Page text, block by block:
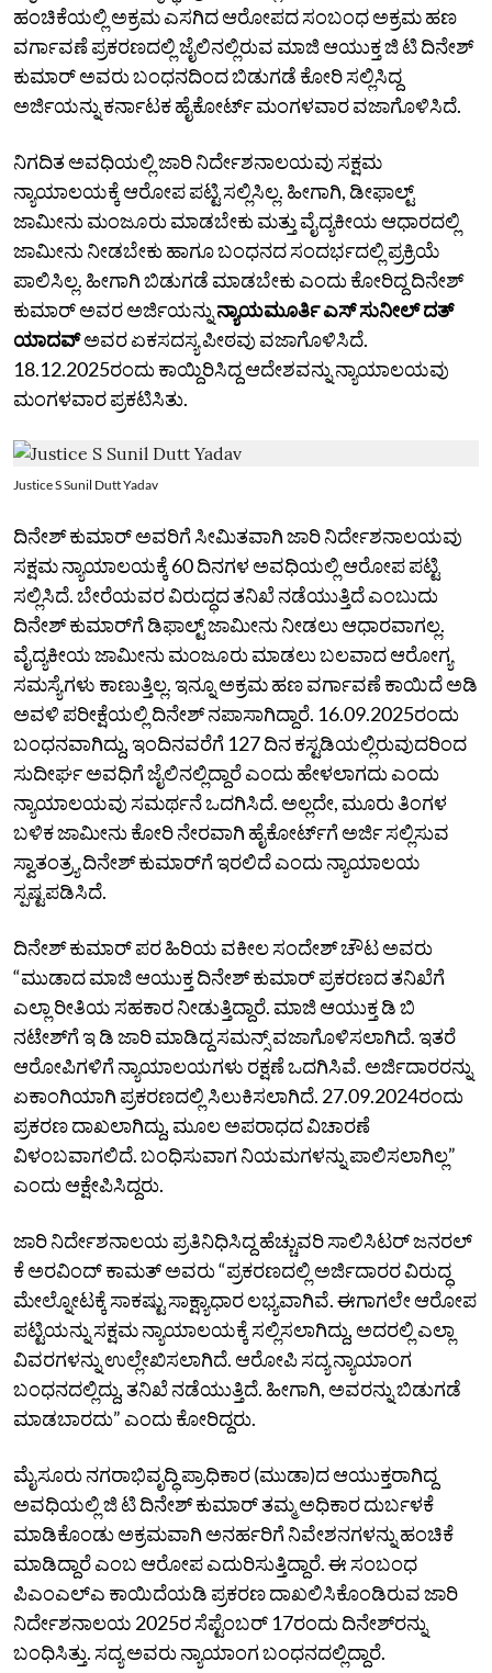
ಹಂಚಿಕೆಯಲ್ಲಿ ಅಕ್ರಮ ಎಸಗಿದ ಆರೋಪದ ಸಂಬಂಧ ಅಕ್ರಮ ಹಣ
ವರ್ಗಾವಣೆ ಪ್ರಕರಣದಲ್ಲಿ ಜೈಲಿನಲ್ಲಿರುವ ಮಾಜಿ ಆಯುಕ್ತ ಜಿ ಟಿ ದಿನೇಶ್‌
ಕುಮಾರ್‌ ಅವರು ಬಂಧನದಿಂದ ಬಿಡುಗಡೆ ಕೋರಿ ಸಲ್ಲಿಸಿದ್ದ
ಅರ್ಜಿಯನ್ನು ಕರ್ನಾಟಕ ಹೈಕೋರ್ಟ್‌ ಮಂಗಳವಾರ ವಜಾಗೊಳಿಸಿದೆ.
ನಿಗದಿತ ಅವಧಿಯಲ್ಲಿ ಜಾರಿ ನಿರ್ದೇಶನಾಲಯವು ಸಕ್ಷಮ
ನ್ಯಾಯಾಲಯಕ್ಕೆ ಆರೋಪ ಪಟ್ಟಿ ಸಲ್ಲಿಸಿಲ್ಲ. ಹೀಗಾಗಿ, ಡೀಫಾಲ್ಟ್‌
ಜಾಮೀನು ಮಂಜೂರು ಮಾಡಬೇಕು ಮತ್ತು ವೈದ್ಯಕೀಯ ಆಧಾರದಲ್ಲಿ
ಜಾಮೀನು ನೀಡಬೇಕು ಹಾಗೂ ಬಂಧನದ ಸಂದರ್ಭದಲ್ಲಿ ಪ್ರಕ್ರಿಯೆ
ಪಾಲಿಸಿಲ್ಲ. ಹೀಗಾಗಿ ಬಿಡುಗಡೆ ಮಾಡಬೇಕು ಎಂದು ಕೋರಿದ್ದ ದಿನೇಶ್‌
ಕುಮಾರ್‌ ಅವರ ಅರ್ಜಿಯನ್ನುನ್ಯಾಯಮೂರ್ತಿ ಎಸ್ ಸುನೀಲ್‌ ದತ್‌
ಯಾದವ್‌ಅವರ ಏಕಸದಸ್ಯ ಪೀಠವು ವಜಾಗೊಳಿಸಿದೆ.
18.12.2025ರಂದು ಕಾಯ್ದಿರಿಸಿದ್ದ ಆದೇಶವನ್ನು ನ್ಯಾಯಾಲಯವು
ಮಂಗಳವಾರ ಪ್ರಕಟಿಸಿತು.
Justice S Sunil Dutt Yadav
ದಿನೇಶ್‌ ಕುಮಾರ್‌ ಅವರಿಗೆ ಸೀಮಿತವಾಗಿ ಜಾರಿ ನಿರ್ದೇಶನಾಲಯವು
ಸಕ್ಷಮ ನ್ಯಾಯಾಲಯಕ್ಕೆ 60 ದಿನಗಳ ಅವಧಿಯಲ್ಲಿ ಆರೋಪ ಪಟ್ಟಿ
ಸಲ್ಲಿಸಿದೆ. ಬೇರೆಯವರ ವಿರುದ್ಧದ ತನಿಖೆ ನಡೆಯುತ್ತಿದೆ ಎಂಬುದು
ದಿನೇಶ್‌ ಕುಮಾರ್‌ಗೆ ಡಿಫಾಲ್ಟ್‌ ಜಾಮೀನು ನೀಡಲು ಆಧಾರವಾಗಲ್ಲ.
ವೈದ್ಯಕೀಯ ಜಾಮೀನು ಮಂಜೂರು ಮಾಡಲು ಬಲವಾದ ಆರೋಗ್ಯ
ಸಮಸ್ಯೆಗಳು ಕಾಣುತ್ತಿಲ್ಲ. ಇನ್ನೂ ಅಕ್ರಮ ಹಣ ವರ್ಗಾವಣೆ ಕಾಯಿದೆ ಅಡಿ
ಅವಳಿ ಪರೀಕ್ಷೆಯಲ್ಲಿ ದಿನೇಶ್‌ ನಪಾಸಾಗಿದ್ದಾರೆ. 16.09.2025ರಂದು
ಬಂಧನವಾಗಿದ್ದು, ಇಂದಿನವರೆಗೆ 127 ದಿನ ಕಸ್ಟಡಿಯಲ್ಲಿರುವುದರಿಂದ
ಸುದೀರ್ಘ ಅವಧಿಗೆ ಜೈಲಿನಲ್ಲಿದ್ದಾರೆ ಎಂದು ಹೇಳಲಾಗದು ಎಂದು
ನ್ಯಾಯಾಲಯವು ಸಮರ್ಥನೆ ಒದಗಿಸಿದೆ. ಅಲ್ಲದೇ, ಮೂರು ತಿಂಗಳ
ಬಳಿಕ ಜಾಮೀನು ಕೋರಿ ನೇರವಾಗಿ ಹೈಕೋರ್ಟ್‌ಗೆ ಅರ್ಜಿ ಸಲ್ಲಿಸುವ
ಸ್ವಾತಂತ್ರ್ಯ ದಿನೇಶ್‌ ಕುಮಾರ್‌ಗೆ ಇರಲಿದೆ ಎಂದು ನ್ಯಾಯಾಲಯ
ಸ್ಪಷ್ಟಪಡಿಸಿದೆ.
ದಿನೇಶ್‌ ಕುಮಾರ್‌ ಪರ ಹಿರಿಯ ವಕೀಲ ಸಂದೇಶ್‌ ಚೌಟ ಅವರು
“ಮುಡಾದ ಮಾಜಿ ಆಯುಕ್ತ ದಿನೇಶ್‌ ಕುಮಾರ್‌ ಪ್ರಕರಣದ ತನಿಖೆಗೆ
ಎಲ್ಲಾ ರೀತಿಯ ಸಹಕಾರ ನೀಡುತ್ತಿದ್ದಾರೆ. ಮಾಜಿ ಆಯುಕ್ತ ಡಿ ಬಿ
ನಟೇಶ್‌ಗೆ ಇ ಡಿ ಜಾರಿ ಮಾಡಿದ್ದ ಸಮನ್ಸ್‌ ವಜಾಗೊಳಿಸಲಾಗಿದೆ. ಇತರೆ
ಆರೋಪಿಗಳಿಗೆ ನ್ಯಾಯಾಲಯಗಳು ರಕ್ಷಣೆ ಒದಗಿಸಿವೆ. ಅರ್ಜಿದಾರರನ್ನು
ಏಕಾಂಗಿಯಾಗಿ ಪ್ರಕರಣದಲ್ಲಿ ಸಿಲುಕಿಸಲಾಗಿದೆ. 27.09.2024ರಂದು
ಪ್ರಕರಣ ದಾಖಲಾಗಿದ್ದು, ಮೂಲ ಅಪರಾಧದ ವಿಚಾರಣೆ
ವಿಳಂಬವಾಗಲಿದೆ. ಬಂಧಿಸುವಾಗ ನಿಯಮಗಳನ್ನು ಪಾಲಿಸಲಾಗಿಲ್ಲ”
ಎಂದು ಆಕ್ಷೇಪಿಸಿದ್ದರು.
ಜಾರಿ ನಿರ್ದೇಶನಾಲಯ ಪ್ರತಿನಿಧಿಸಿದ್ದ ಹೆಚ್ಚುವರಿ ಸಾಲಿಸಿಟರ್‌ ಜನರಲ್‌
ಕೆ ಅರವಿಂದ್‌ ಕಾಮತ್‌ ಅವರು “ಪ್ರಕರಣದಲ್ಲಿ ಅರ್ಜಿದಾರರ ವಿರುದ್ಧ
ಮೇಲ್ನೋಟಕ್ಕೆ ಸಾಕಷ್ಟು ಸಾಕ್ಷ್ಯಾಧಾರ ಲಭ್ಯವಾಗಿವೆ. ಈಗಾಗಲೇ ಆರೋಪ
ಪಟ್ಟಿಯನ್ನು ಸಕ್ಷಮ ನ್ಯಾಯಾಲಯಕ್ಕೆ ಸಲ್ಲಿಸಲಾಗಿದ್ದು, ಅದರಲ್ಲಿ ಎಲ್ಲಾ
ವಿವರಗಳನ್ನು ಉಲ್ಲೇಖಿಸಲಾಗಿದೆ. ಆರೋಪಿ ಸದ್ಯ ನ್ಯಾಯಾಂಗ
ಬಂಧನದಲ್ಲಿದ್ದು, ತನಿಖೆ ನಡೆಯುತ್ತಿದೆ. ಹೀಗಾಗಿ, ಅವರನ್ನು ಬಿಡುಗಡೆ
ಮಾಡಬಾರದು” ಎಂದು ಕೋರಿದ್ದರು.
ಮೈಸೂರು ನಗರಾಭಿವೃದ್ಧಿ ಪ್ರಾಧಿಕಾರ (ಮುಡಾ)ದ ಆಯುಕ್ತರಾಗಿದ್ದ
ಅವಧಿಯಲ್ಲಿ ಜಿ ಟಿ ದಿನೇಶ್‌ ಕುಮಾರ್‌ ತಮ್ಮ ಅಧಿಕಾರ ದುರ್ಬಳಕೆ
ಮಾಡಿಕೊಂಡು ಅಕ್ರಮವಾಗಿ ಅನರ್ಹರಿಗೆ ನಿವೇಶನಗಳನ್ನು ಹಂಚಿಕೆ
ಮಾಡಿದ್ದಾರೆ ಎಂಬ ಆರೋಪ ಎದುರಿಸುತ್ತಿದ್ದಾರೆ. ಈ ಸಂಬಂಧ
ಪಿಎಂಎಲ್‌ಎ ಕಾಯಿದೆಯಡಿ ಪ್ರಕರಣ ದಾಖಲಿಸಿಕೊಂಡಿರುವ ಜಾರಿ
ನಿರ್ದೇಶನಾಲಯ 2025ರ ಸೆಪ್ಟೆಂಬರ್‌ 17ರಂದು ದಿನೇಶ್‌ರನ್ನು
ಬಂಧಿಸಿತ್ತು. ಸದ್ಯ ಅವರು ನ್ಯಾಯಾಂಗ ಬಂಧನದಲ್ಲಿದ್ದಾರೆ.